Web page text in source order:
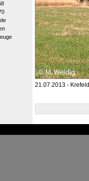
21.07.2013 - Krefeld